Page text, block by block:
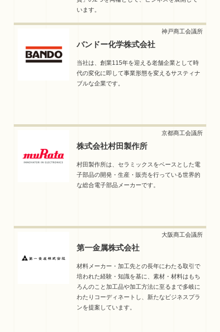
第一金属株式会社
材料メーカー・加工先との長年にわたる取引で
培われた経験・知識を基に、素材・材料はもち
ろんのこと加工品や加工方法に至るまで多岐に
わたりコーディネートし、新たなビジネスプラ
ンを提案しています。
株式会社村田製作所
村田製作所は、セラミックスをベースとした電
子部品の開発・生産・販売を行っている世界的
な総合電子部品メーカーです。
います。
バンドー化学株式会社
当社は、創業115年を迎える老舗企業として時
代の変化に即して事業形態を変えるサスティナ
ブルな企業です。